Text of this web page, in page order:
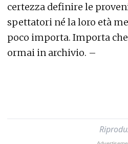
certezza definire le
spettatori né la loro età
poco importa. Importa che
ormai in archivio. –